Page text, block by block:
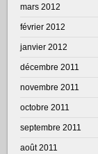
mars 2012
février 2012
janvier 2012
décembre 2011
novembre 2011
octobre 2011
septembre 2011
août 2011